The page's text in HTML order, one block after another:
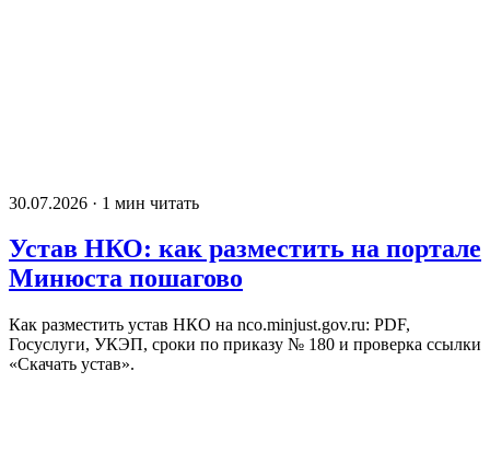
30.07.2026 · 1 мин читать
Устав НКО: как разместить на портале
Минюста пошагово
Как разместить устав НКО на nco.minjust.gov.ru: PDF,
Госуслуги, УКЭП, сроки по приказу № 180 и проверка ссылки
«Скачать устав».